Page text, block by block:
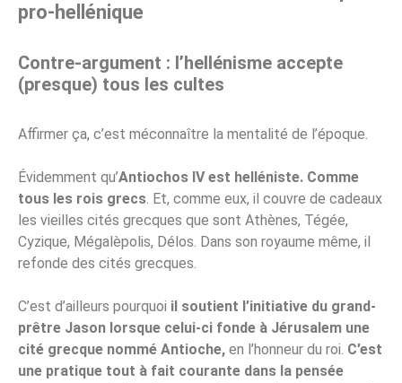
pro-hellénique
Contre-argument : l’hellénisme accepte
(presque) tous les cultes
Affirmer ça, c’est méconnaître la mentalité de l’époque.
Évidemment qu’Antiochos IV est helléniste. Comme
tous les rois grecs. Et, comme eux, il couvre de cadeaux
les vieilles cités grecques que sont Athènes, Tégée,
Cyzique, Mégalèpolis, Délos. Dans son royaume même, il
refonde des cités grecques.
C’est d’ailleurs pourquoi il soutient l’initiative du grand-
prêtre Jason lorsque celui-ci fonde à Jérusalem une
cité grecque nommé Antioche, en l’honneur du roi. C’est
une pratique tout à fait courante dans la pensée